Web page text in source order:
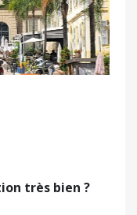
Suivant
très bien ?